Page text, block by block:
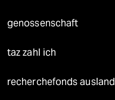
genossenschaft
taz zahl ich
recherchefonds ausland